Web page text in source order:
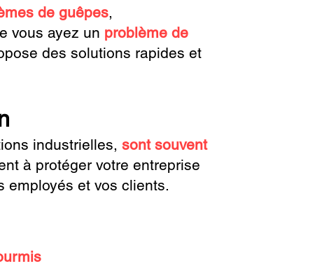
de guêpes,
vous ayez un problème de
des solutions rapides et
industrielles, sont souvent
à protéger votre entreprise
employés et vos clients.